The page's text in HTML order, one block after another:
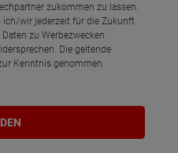
zukommen zu lassen.
wir jederzeit für die Zukunft
zu Werbezwecken
Die geltende
Kenntnis genommen.